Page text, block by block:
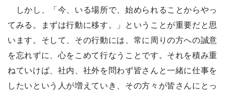
しかし、「今、いる場所で、始められることからやっ
てみる。まずは行動に移す。」ということが重要だと思
います。そして、その行動には、常に周りの方への誠意
を忘れずに、心をこめて行なうことです。それを積み重
ねていけば、社内、社外を問わず皆さんと一緒に仕事を
したいという人が増えていき、その方々が皆さんにとっ